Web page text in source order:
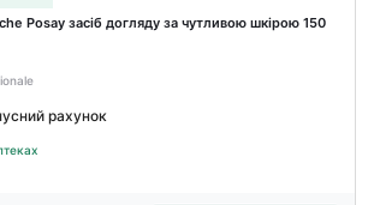
Posay засіб догляду за чутливою шкірою 150
рахунок